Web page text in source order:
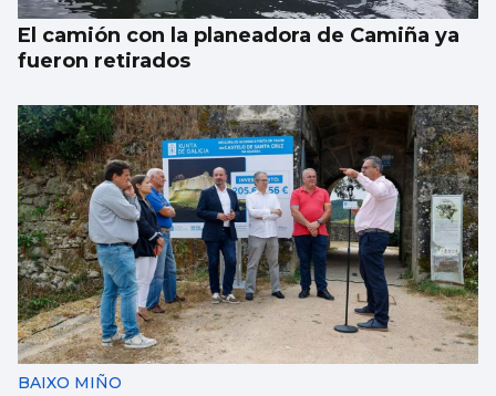
El camión con la planeadora de Camiña ya
fueron retirados
BAIXO MIÑO